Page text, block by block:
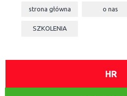
strona główna o nas
SZKOLENIA
HR